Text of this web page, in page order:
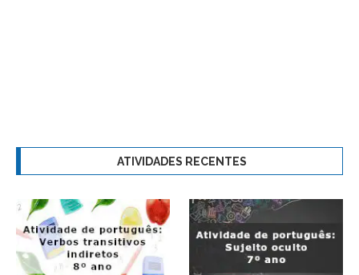
ATIVIDADES RECENTES